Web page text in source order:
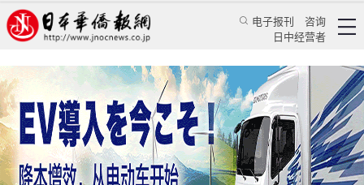
电子报刊
咨询
日中经营者
中日两国的博弈与合作